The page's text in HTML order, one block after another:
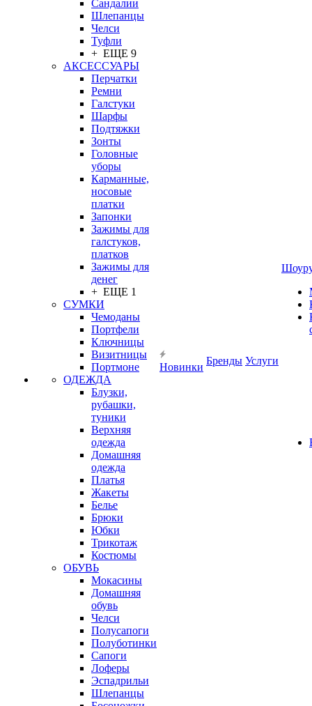
Сандалии
Шлепанцы
Челси
Туфли
+ ЕЩЕ 9
АКСЕССУАРЫ
Перчатки
Ремни
Галстуки
Шарфы
Подтяжки
Зонты
Головные
уборы
Карманные,
носовые
платки
Запонки
Зажимы для
галстуков,
платков
Зажимы для
денег
+ ЕЩЕ 1
СУМКИ
Чемоданы
Портфели
Ключницы
Визитницы
Портмоне
ОДЕЖДА
Блузки,
рубашки,
туники
Верхняя
одежда
Домашняя
одежда
Платья
Жакеты
Белье
Брюки
Юбки
Трикотаж
Костюмы
ОБУВЬ
Мокасины
Домашняя
обувь
Челси
Полусапоги
Полуботинки
Сапоги
Лоферы
Эспадрильи
Шлепанцы
Новинки
Бренды Услуги